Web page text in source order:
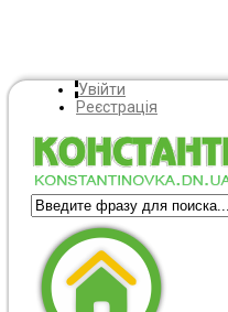
Увійти
Реєстрація